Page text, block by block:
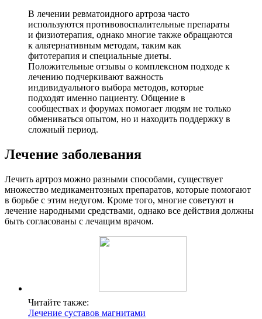
В лечении ревматоидного артроза часто
используются противовоспалительные препараты
и физиотерапия, однако многие также обращаются
к альтернативным методам, таким как
фитотерапия и специальные диеты.
Положительные отзывы о комплексном подходе к
лечению подчеркивают важность
индивидуального выбора методов, которые
подходят именно пациенту. Общение в
сообществах и форумах помогает людям не только
обмениваться опытом, но и находить поддержку в
сложный период.
Лечение заболевания
Лечить артроз можно разными способами, существует
множество медикаментозных препаратов, которые помогают
в борьбе с этим недугом. Кроме того, многие советуют и
лечение народными средствами, однако все действия должны
быть согласованы с лечащим врачом.
Читайте также:
Лечение суставов магнитами